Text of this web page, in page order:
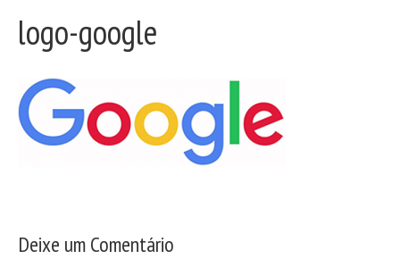
logo-google
Deixe um Comentário